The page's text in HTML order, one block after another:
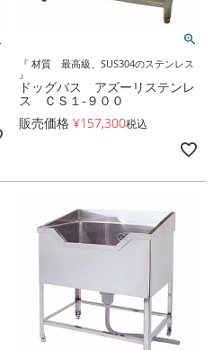
『 材質 最高級、SUS304のステンレス
』
ドッグバス アズーリステンレ
ス ＣＳ１-９００
販売価格 ¥157,300税込